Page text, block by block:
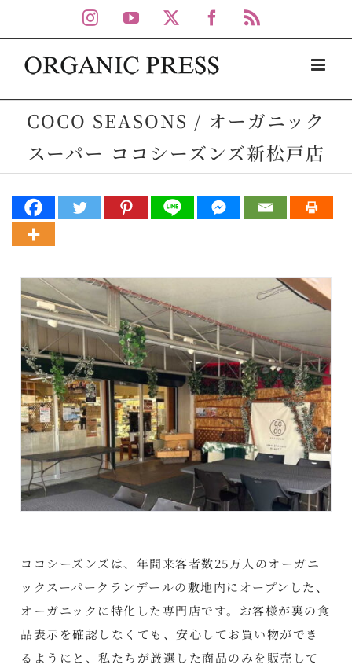
to
content
Instagram
YouTube Facebook
COCO SEASONS / オーガニック
スーパー ココシーズンズ新松戸店
ココシーズンズは、年間来客者数25万人のオーガニ
ックスーパークランデールの敷地内にオープンした、
オーガニックに特化した専門店です。お客様が裏の食
品表示を確認しなくても、安心してお買い物ができ
るようにと、私たちが厳選した商品のみを販売して